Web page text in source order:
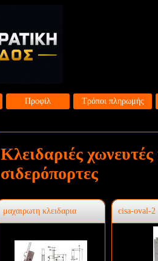
Προφίλ Τρόποι πληρωμής
Κλειδαριές
σιδερόπορτες
μαχαιρωτη κλειδαρια cisa-oval-2